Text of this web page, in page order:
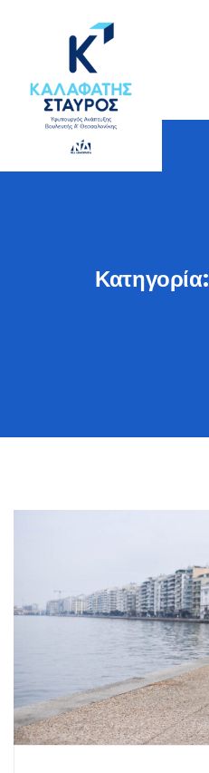
Κατηγορία: